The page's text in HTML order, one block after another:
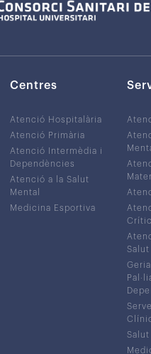
Centres
Atenció Hospitalària
Atenció Primària
Atenció Intermèdia i
Dependències
Atenció a la Salut
Mental
Medicina Esportiva